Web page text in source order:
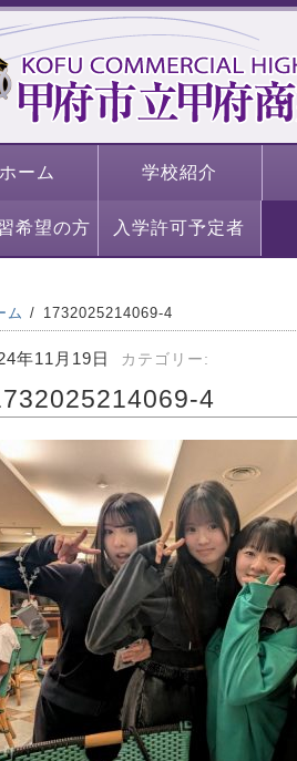
ホーム 学校紹介
希望の方 入学許可予定者
ム 1732025214069-4
年11月19日 カテゴリー:
4